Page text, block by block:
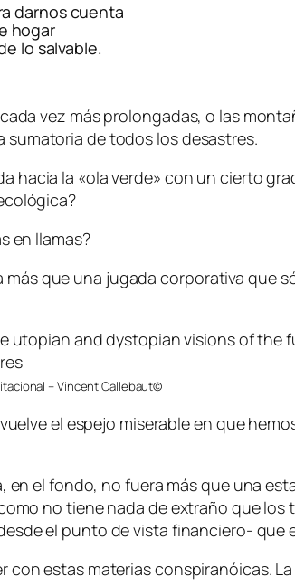
darnos cuenta
hogar
lo salvable.
vez más prolongadas, o las
sumatoria de todos los desastres.
hacia la «ola verde» con un cierto
en llamas?
que una jugada corporativa que
– Vincent Callebaut©
el espejo miserable en que
el fondo, no fuera más que una
no tiene nada de extraño que
el punto de vista financiero- que
con estas materias conspiranóicas.